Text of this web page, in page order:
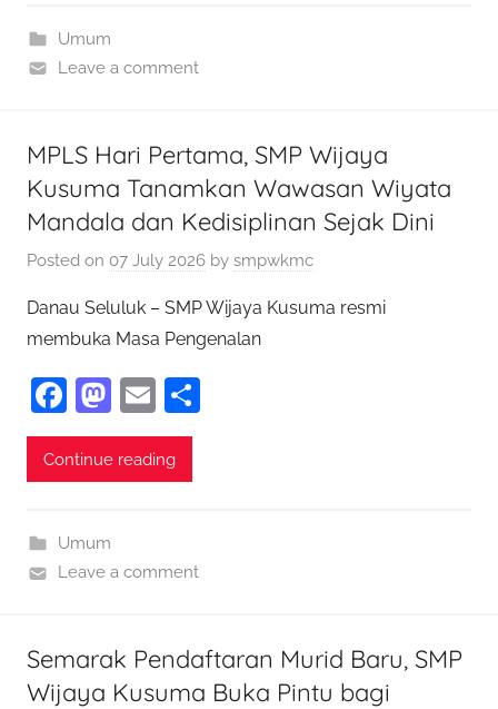
b
o
k
n
Umum
Leave a comment
MPLS Hari Pertama, SMP Wijaya
Kusuma Tanamkan Wawasan Wiyata
Mandala dan Kedisiplinan Sejak Dini
Posted on 07 July 2026 by smpwkmc
Danau Seluluk – SMP Wijaya Kusuma resmi
membuka Masa Pengenalan
F
a
c
b
o
k
M
as
to
n
E
m
ai
Continue reading
Umum
Leave a comment
Semarak Pendaftaran Murid Baru, SMP
Wijaya Kusuma Buka Pintu bagi